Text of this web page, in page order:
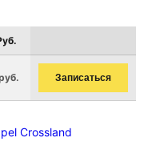
Записаться
Crossland